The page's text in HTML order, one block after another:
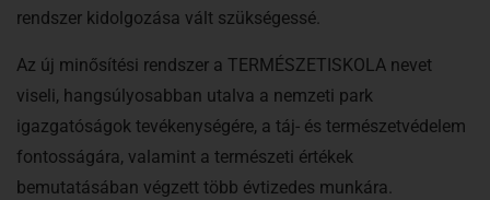
rendszer kidolgozása vált szükségessé.
Az új minősítési rendszer a TERMÉSZETISKOLA nevet
viseli, hangsúlyosabban utalva a nemzeti park
igazgatóságok tevékenységére, a táj- és természetvédelem
fontosságára, valamint a természeti értékek
bemutatásában végzett több évtizedes munkára.